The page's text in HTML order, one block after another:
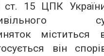
ст. 15 ЦПК
він